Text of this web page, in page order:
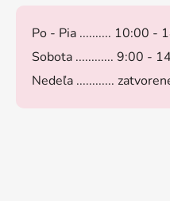
Po - Pia .......... 10:00 -
Sobota ............ 9:00 -
Nedeľa ............